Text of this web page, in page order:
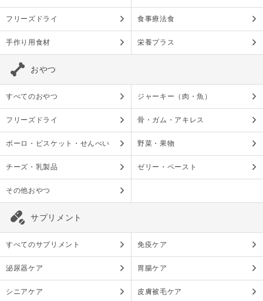
フリーズドライ 食事療法食
手作り用食材 栄養プラス
おやつ
すべてのおやつ ジャーキー（肉・魚）
フリーズドライ 骨・ガム・アキレス
ボーロ・ビスケット・せんべい 野菜・果物
チーズ・乳製品 ゼリー・ペースト
その他おやつ
サプリメント
すべてのサプリメント 免疫ケア
泌尿器ケア 胃腸ケア
シニアケア 皮膚被毛ケア